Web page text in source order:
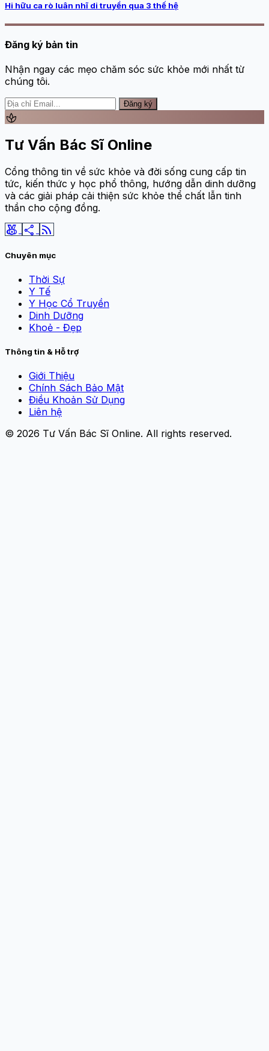
Hi hữu ca rò luân nhĩ di truyền qua 3 thế hệ
Đăng ký bản tin
Nhận ngay các mẹo chăm sóc sức khỏe mới nhất từ
chúng tôi.
Đăng ký
spa
Tư Vấn Bác Sĩ Online
Cổng thông tin về sức khỏe và đời sống cung cấp tin
tức, kiến thức y học phổ thông, hướng dẫn dinh dưỡng
và các giải pháp cải thiện sức khỏe thể chất lẫn tinh
thần cho cộng đồng.
social_leaderboard share rss_feed
Chuyên mục
Thời Sự
Y Tế
Y Học Cổ Truyền
Dinh Dưỡng
Khoẻ - Đẹp
Thông tin & Hỗ trợ
Giới Thiệu
Chính Sách Bảo Mật
Điều Khoản Sử Dụng
Liên hệ
© 2026 Tư Vấn Bác Sĩ Online. All rights reserved.